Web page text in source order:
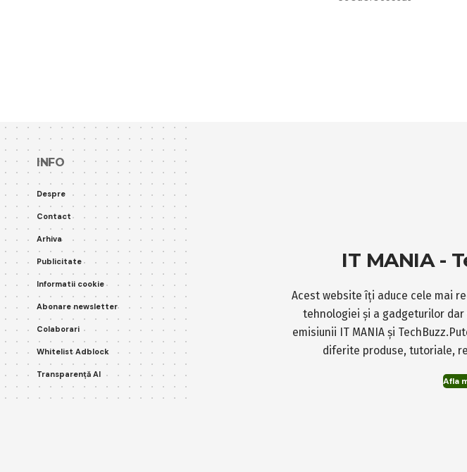
INFO
Despre
Contact
Arhiva
Publicitate
Informatii cookie
Abonare newsletter
Colaborari
Whitelist Adblock
Transparență AI
IT MANIA -
Acest website îți aduce cele mai
tehnologiei și a gadgeturilor
emisiunii IT MANIA și
diferite produse, tutoriale,
Afla